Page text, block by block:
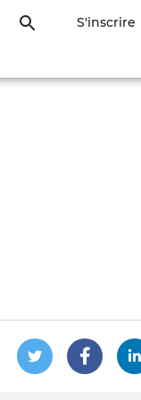
S'inscrire